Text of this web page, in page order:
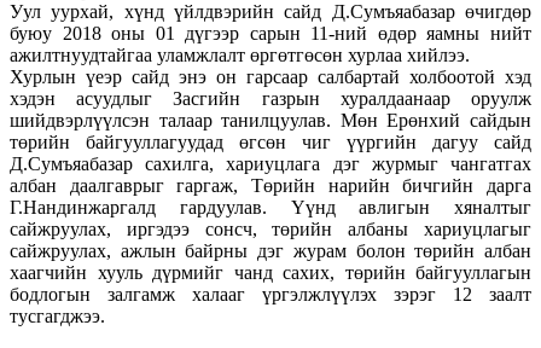
Уул уурхай, хүнд үйлдвэрийн сайд Д.Сумъяабазар өчигдөр
буюу 2018 оны 01 дүгээр сарын 11-ний өдөр яамны нийт
ажилтнуудтайгаа уламжлалт өргөтгөсөн хурлаа хийлээ.
Хурлын үеэр сайд энэ он гарсаар салбартай холбоотой хэд
хэдэн асуудлыг Засгийн газрын хуралдаанаар оруулж
шийдвэрлүүлсэн талаар танилцуулав. Мөн Ерөнхий сайдын
төрийн байгууллагуудад өгсөн чиг үүргийн дагуу сайд
Д.Сумъяабазар сахилга, хариуцлага дэг журмыг чангатгах
албан даалгаврыг гаргаж, Төрийн нарийн бичгийн дарга
Г.Нандинжаргалд гардуулав. Үүнд авлигын хяналтыг
сайжруулах, иргэдээ сонсч, төрийн албаны хариуцлагыг
сайжруулах, ажлын байрны дэг журам болон төрийн албан
хаагчийн хууль дүрмийг чанд сахих, төрийн байгууллагын
бодлогын залгамж халааг үргэлжлүүлэх зэрэг 12 заалт
тусгагджээ.